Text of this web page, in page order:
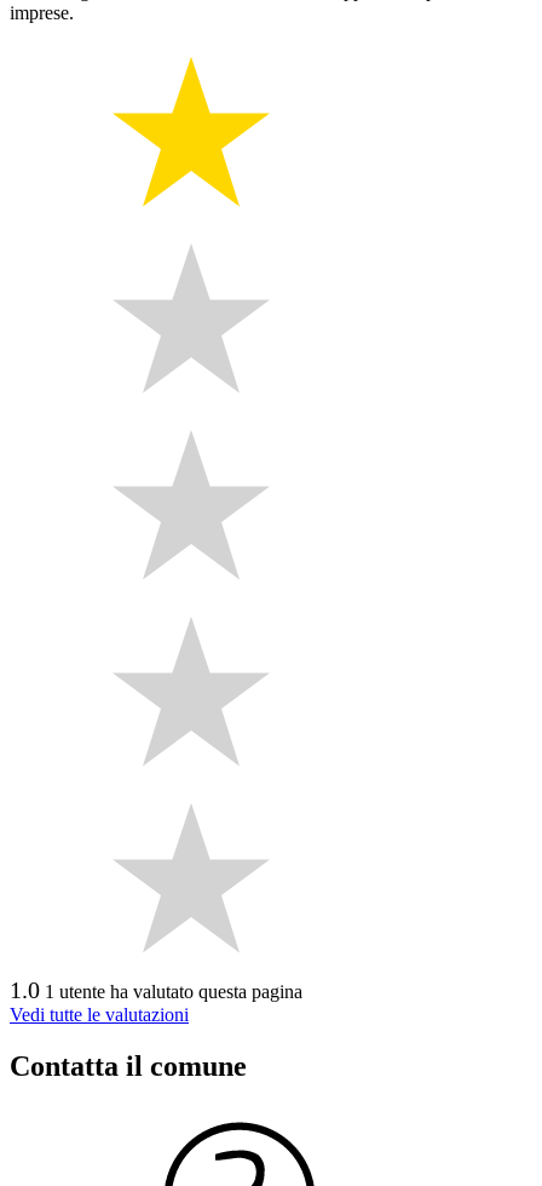
imprese.
1.0 1 utente ha valutato questa pagina
Vedi tutte le valutazioni
Contatta il comune